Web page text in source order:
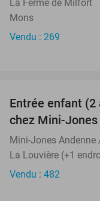
La Ferme de Milfort
Mons
Vendu : 269
Entrée enfant (2
chez Mini-Jones
Mini-Jones Andenne
La Louvière (+1
Vendu : 482